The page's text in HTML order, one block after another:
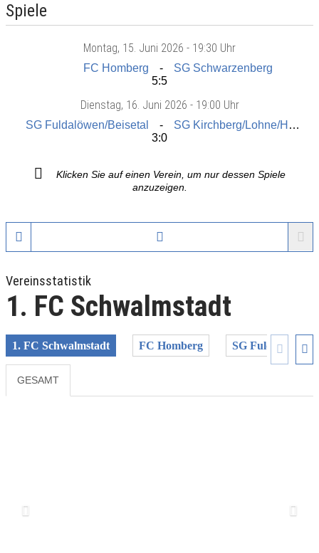
Spiele
Montag, 15. Juni 2026 - 19:30 Uhr
FC Homberg
SG Schwarzenberg
5:5
Dienstag, 16. Juni 2026 - 19:00 Uhr
SG Fuldalöwen/Beisetal
SG Kirchberg/Lohne/Haddamar
3:0
Klicken Sie auf einen Verein, um nur dessen Spiele
anzuzeigen.
Vereinsstatistik
1. FC Schwalmstadt
1. FC Schwalmstadt FC Homberg SG Fuldalöwen/
GESAMT